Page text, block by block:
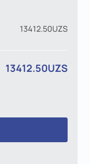
13412.50UZS
13412.50UZS